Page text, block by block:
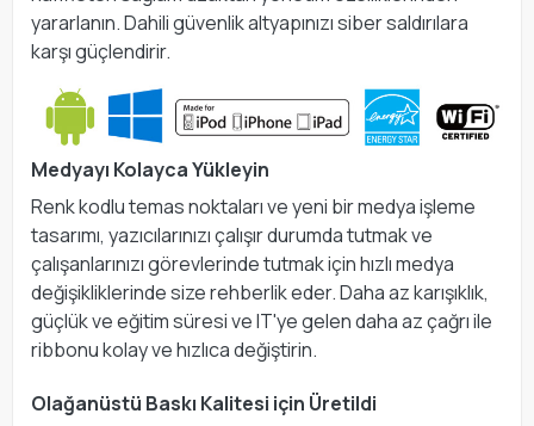
yararlanın. Dahili güvenlik altyapınızı siber saldırılara
karşı güçlendirir.
Medyayı Kolayca Yükleyin
Renk kodlu temas noktaları ve yeni bir medya işleme
tasarımı, yazıcılarınızı çalışır durumda tutmak ve
çalışanlarınızı görevlerinde tutmak için hızlı medya
değişikliklerinde size rehberlik eder. Daha az karışıklık,
güçlük ve eğitim süresi ve IT'ye gelen daha az çağrı ile
ribbonu kolay ve hızlıca değiştirin.
Olağanüstü Baskı Kalitesi için Üretildi